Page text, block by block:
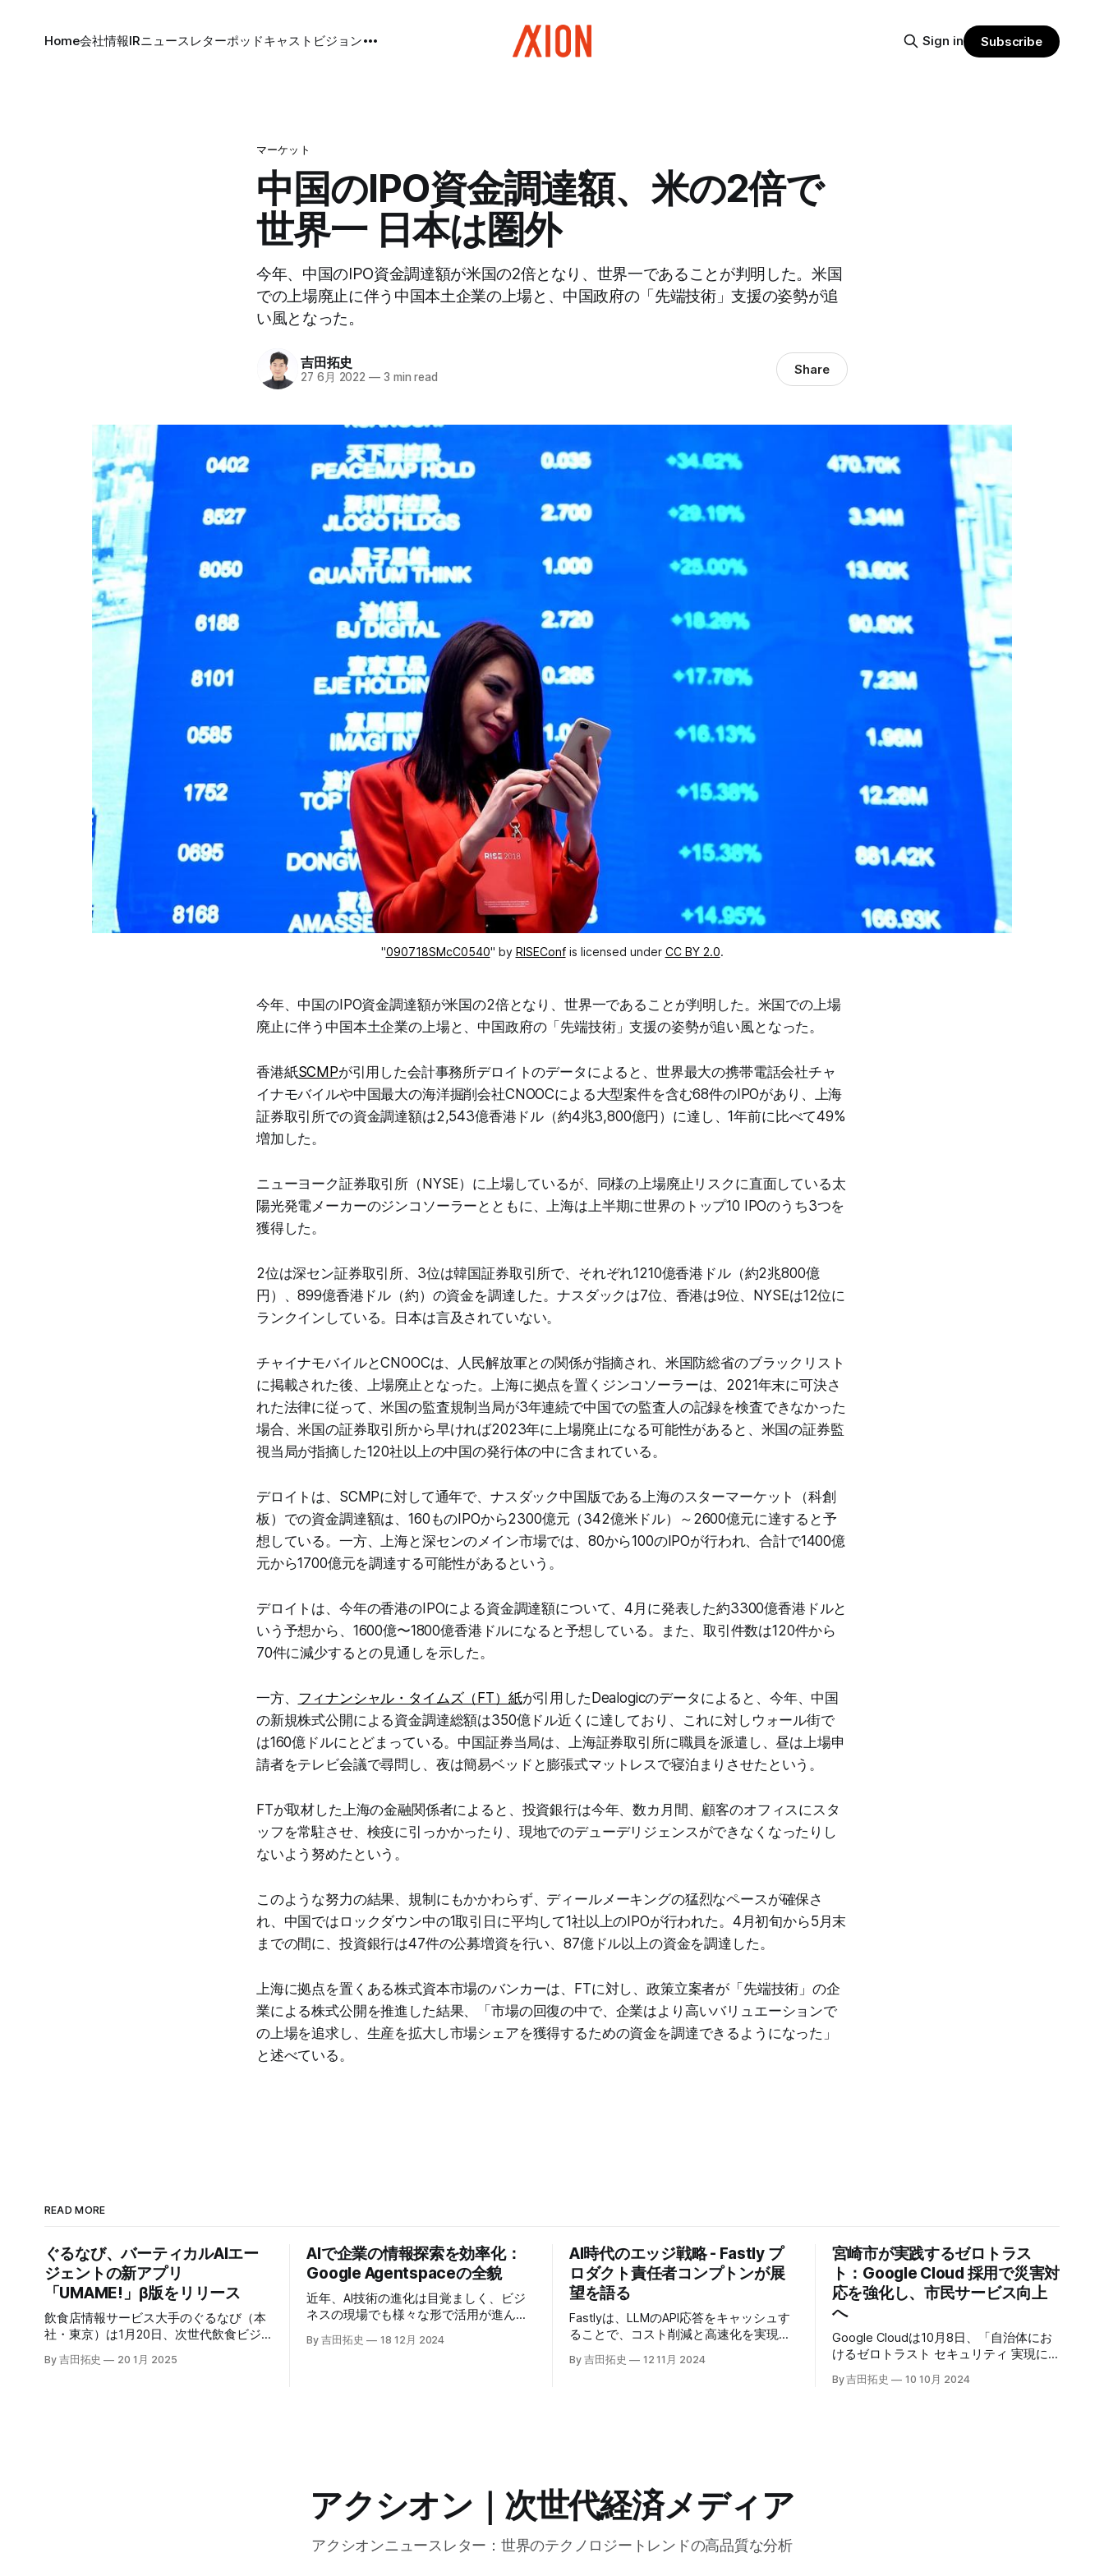
Home会社情報IRニュースレターポッドキャスト ビジョン Sign in Subscribe
マーケット
中国のIPO資金調達額、米の2倍で
世界一 日本は圏外
今年、中国のIPO資金調達額が米国の2倍となり、世界一であることが判明した。米国
での上場廃止に伴う中国本土企業の上場と、中国政府の「先端技術」支援の姿勢が追
い風となった。
吉田拓史
27 6月 2022 — 3 min read Share
"090718SMcC0540" by RISEConfis licensed under CC BY 2.0.
今年、中国のIPO資金調達額が米国の2倍となり、世界一であることが判明した。米国での上場
廃止に伴う中国本土企業の上場と、中国政府の「先端技術」支援の姿勢が追い風となった。
香港紙SCMPが引用した会計事務所デロイトのデータによると、世界最大の携帯電話会社チャ
イナモバイルや中国最大の海洋掘削会社CNOOCによる大型案件を含む68件のIPOがあり、上海
証券取引所での資金調達額は2,543億香港ドル（約4兆3,800億円）に達し、1年前に比べて49%
増加した。
ニューヨーク証券取引所（NYSE）に上場しているが、同様の上場廃止リスクに直面している太
陽光発電メーカーのジンコソーラーとともに、上海は上半期に世界のトップ10 IPOのうち3つを
獲得した。
2位は深セン証券取引所、3位は韓国証券取引所で、それぞれ1210億香港ドル（約2兆800億
円）、899億香港ドル（約）の資金を調達した。ナスダックは7位、香港は9位、NYSEは12位に
ランクインしている。日本は言及されていない。
チャイナモバイルとCNOOCは、人民解放軍との関係が指摘され、米国防総省のブラックリスト
に掲載された後、上場廃止となった。上海に拠点を置くジンコソーラーは、2021年末に可決さ
れた法律に従って、米国の監査規制当局が3年連続で中国での監査人の記録を検査できなかった
場合、米国の証券取引所から早ければ2023年に上場廃止になる可能性があると、米国の証券監
視当局が指摘した120社以上の中国の発行体の中に含まれている。
デロイトは、SCMPに対して通年で、ナスダック中国版である上海のスターマーケット（科創
板）での資金調達額は、160ものIPOから2300億元（342億米ドル）～2600億元に達すると予
想している。一方、上海と深センのメイン市場では、80から100のIPOが行われ、合計で1400億
元から1700億元を調達する可能性があるという。
デロイトは、今年の香港のIPOによる資金調達額について、4月に発表した約3300億香港ドルと
いう予想から、1600億〜1800億香港ドルになると予想している。また、取引件数は120件から
70件に減少するとの見通しを示した。
一方、 フィナンシャル・タイムズ（FT）紙が引用したDealogicのデータによると、今年、中国
の新規株式公開による資金調達総額は350億ドル近くに達しており、これに対しウォール街で
は160億ドルにとどまっている。中国証券当局は、上海証券取引所に職員を派遣し、昼は上場申
請者をテレビ会議で尋問し、夜は簡易ベッドと膨張式マットレスで寝泊まりさせたという。
FTが取材した上海の金融関係者によると、投資銀行は今年、数カ月間、顧客のオフィスにスタ
ッフを常駐させ、検疫に引っかかったり、現地でのデューデリジェンスができなくなったりし
ないよう努めたという。
このような努力の結果、規制にもかかわらず、ディールメーキングの猛烈なペースが確保さ
れ、中国ではロックダウン中の1取引日に平均して1社以上のIPOが行われた。4月初旬から5月末
までの間に、投資銀行は47件の公募増資を行い、87億ドル以上の資金を調達した。
上海に拠点を置くある株式資本市場のバンカーは、FTに対し、政策立案者が「先端技術」の企
業による株式公開を推進した結果、「市場の回復の中で、企業はより高いバリュエーションで
の上場を追求し、生産を拡大し市場シェアを獲得するための資金を調達できるようになった」
と述べている。
READ MORE
ぐるなび、バーティカルAIエー
ジェントの新アプリ
「UMAME!」β版をリリース
飲食店情報サービス大手のぐるなび（本
社・東京）は1月20日、次世代飲食ビジ
ネスの基盤構築をめざす「ぐるなびNext
プロジェクト」の初成果として、新たな
By 吉田拓史 20 1月 2025
AIで企業の情報探索を効率化：
Google Agentspaceの全貌
近年、AI技術の進化は目覚ましく、ビジ
ネスの現場でも様々な形で活用が進んで
いる。そのような中、Google Cloudが新
たに発表したGoogle Agentspaceは、い
By 吉田拓史 18 12月 2024
AI時代のエッジ戦略 - Fastly プ
ロダクト責任者コンプトンが展
望を語る
Fastlyは、LLMのAPI応答をキャッシュす
ることで、コスト削減と高速化を実現す
る「Fastly AI Accelerator」の提供を開始
した。キップ・コンプトン最高プロダク
た。
By 吉田拓史 12 11月 2024
宮崎市が実践するゼロトラス
ト：Google Cloud 採用で災害対
応を強化し、市民サービス向上
へ
Google Cloudは10月8日、「自治体にお
けるゼロトラスト セキュリティ 実現に
向けて」と題した記者説明会を開催し、
自治体向けにゼロトラストセキュリティ
By 吉田拓史 10 10月 2024
アクシオン｜次世代経済メディア
アクシオンニュースレター：世界のテクノロジートレンドの高品質な分析